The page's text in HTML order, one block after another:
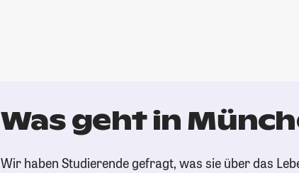
Was geht in
Wir haben Studierende gefragt, was sie über das